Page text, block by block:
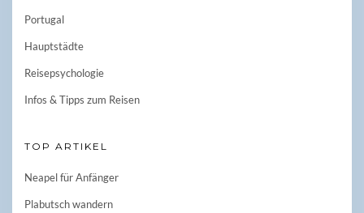
Portugal
Hauptstädte
Reisepsychologie
Infos & Tipps zum Reisen
TOP ARTIKEL
Neapel für Anfänger
Plabutsch wandern